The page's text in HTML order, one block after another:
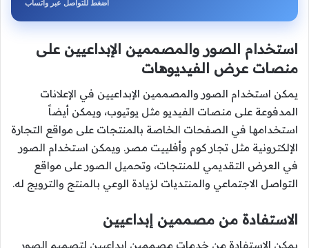
اضغط للتواصل عبر واتساب
استخدام الصور والمصممين الإبداعيين على
منصات عرض الفيديوهات
يمكن استخدام الصور والمصممين الإبداعيين في الإعلانات
المدفوعة على منصات الفيديو مثل يوتيوب، ويمكن أيضاً
استخدامها في الصفحات الخاصة بالمنتجات على مواقع التجارة
الإلكترونية مثل تجار كوم وأفلييت مصر. ويمكن استخدام الصور
في العرض التقديمي للمنتجات، وتحميل الصور على مواقع
التواصل الاجتماعي والمنتديات لزيادة الوعي بالمنتج والترويج له.
الاستفادة من مصممين إبداعيين
يمكن الاستفادة من خدمات مصممين إبداعيين لتصميم الصور